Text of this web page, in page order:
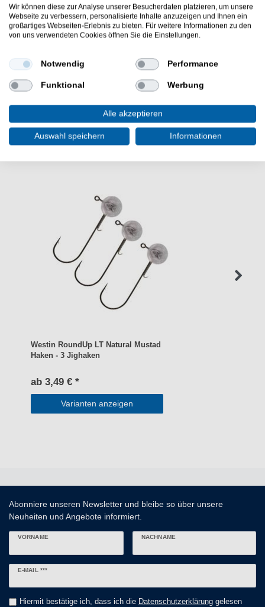
kleiner Micro-Wirbel
Lieferumfang: 2 Titanvorfächer in gewählter
Variante
sind eine gute Wahl bei der Angelei auf Raubfisch.
WEITERE INTERESSANTE ARTIKEL
Westin RoundUp LT Natural Mustad
Haken - 3 Jighaken
ab 3,49 € *
Varianten anzeigen
Abonniere unseren Newsletter und bleibe so über unsere
Neuheiten und Angebote informiert.
VORNAME NACHNAME
E-MAIL ***
Newsletter
Hiermit bestätige ich, dass ich die Daten­schutz­erklärunggelesen
Wir können diese zur Analyse unserer Besucherdaten platzieren, um unsere
Webseite zu verbessern, personalisierte Inhalte anzuzeigen und Ihnen ein
großartiges Webseiten-Erlebnis zu bieten. Für weitere Informationen zu den
von uns verwendeten Cookies öffnen Sie die Einstellungen.
Notwendig Performance
Funktional Werbung
Alle akzeptieren
Auswahl speichern Informationen